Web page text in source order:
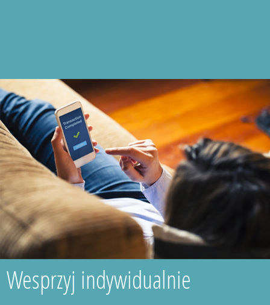
Wesprzyj indywidualnie